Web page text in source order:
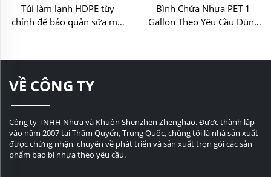
Túi làm lạnh HDPE tùy
chỉnh để bảo quản sữa mẹ,
Bình Chứa Nhựa PET 1
Gallon Theo Yêu Cầu Dùng
VỀ CÔNG TY
Công ty TNHH Nhựa và Khuôn Shenzhen Zhenghao. Được thành lập
vào năm 2007 tại Thâm Quyến, Trung Quốc, chúng tôi là nhà sản xuất
được chứng nhận, chuyên về phát triển và sản xuất trọn gói các sản
phẩm bao bì nhựa theo yêu cầu.